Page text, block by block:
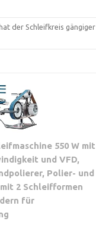
der Schleifkreis gängiger
550 W mit
und VFD,
Polier- und
2 Schleifformen
für